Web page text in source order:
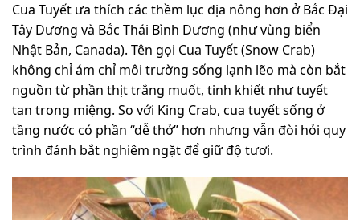
Cua Tuyết ưa thích các thềm lục địa nông hơn ở Bắc Đại
Tây Dương và Bắc Thái Bình Dương (như vùng biển
Nhật Bản, Canada). Tên gọi Cua Tuyết (Snow Crab)
không chỉ ám chỉ môi trường sống lạnh lẽo mà còn bắt
nguồn từ phần thịt trắng muốt, tinh khiết như tuyết
tan trong miệng. So với King Crab, cua tuyết sống ở
tầng nước có phần “dễ thở” hơn nhưng vẫn đòi hỏi quy
trình đánh bắt nghiêm ngặt để giữ độ tươi.